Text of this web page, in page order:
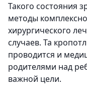
Такого состояния
методы
хирургического
случаев. Та
проводится и
родителями над
важной цели.